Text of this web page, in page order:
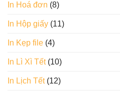
In Hoá đơn (8)
In Hộp giấy (11)
In Kẹp file (4)
In Lì Xì Tết(10)
In Lịch Tết(12)